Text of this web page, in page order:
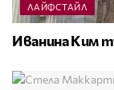
ЛАЙФСТАЙЛ
Иванина Ким